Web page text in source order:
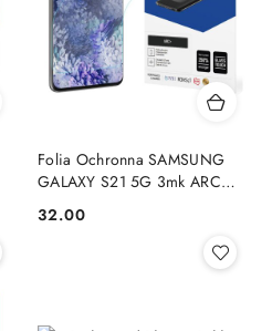
Folia Ochronna SAMSUNG
GALAXY S21 5G 3mk ARC+
Cena:
32.00